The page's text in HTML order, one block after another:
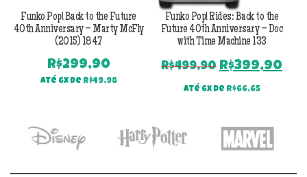
Funko Pop! Back to the Future
40th Anniversary – Marty McFly
(2015) 1847
R$299,90
Até 6x de R$49,98
Funko Pop! Rides: Back to the
Future 40th Anniversary – Doc
with Time Machine 133
R$499,90 O
preço
original
R$499,90.
R$399,90O
Até 6x de R$66,65